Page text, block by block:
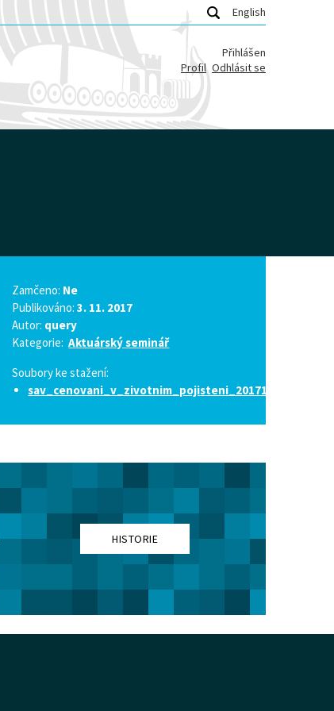
English
Přihlášen
Profil Odhlásit se
Zamčeno: Ne
Publikováno:3. 11. 2017
Autor: query
Kategorie:Aktuárský seminář
Soubory ke stažení:
sav_cenovani_v_zivotnim_pojisteni_20171103.pdf
HISTORIE